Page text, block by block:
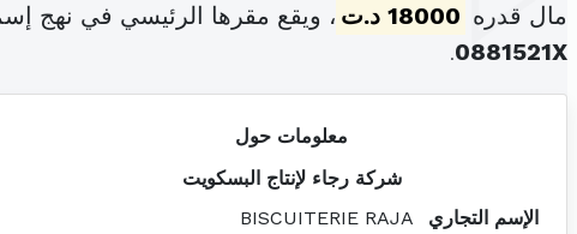
مال قدره 18000 د.ت ، ويقع مقرها الرئيسي في نهج إسماعيل
0881521X
.
معلومات حول
شركة رجاء لإنتاج البسكويت
الإسم التجاري
BISCUITERIE RAJA